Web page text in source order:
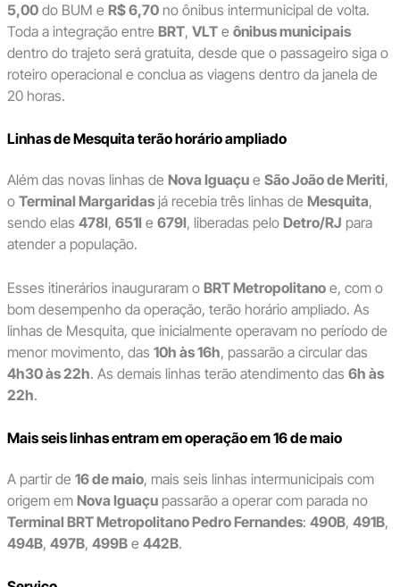
5,00do BUM e R$ 6,70no ônibus intermunicipal de volta.
Toda a integração entre BRT, VLTe ônibus municipais
dentro do trajeto será gratuita, desde que o passageiro siga o
roteiro operacional e conclua as viagens dentro da janela de
20 horas.
Linhas de Mesquita terão horário ampliado
Além das novas linhas de Nova Iguaçue São João de Meriti,
o Terminal Margaridasjá recebia três linhas de Mesquita,
sendo elas 478I, 651Ie 679I, liberadas pelo Detro/RJ para
atender a população.
Esses itinerários inauguraram o BRT Metropolitanoe, com o
bom desempenho da operação, terão horário ampliado. As
linhas de Mesquita, que inicialmente operavam no período de
menor movimento, das 10h às 16h, passarão a circular das
4h30 às 22h. As demais linhas terão atendimento das 6h às
22h.
Mais seis linhas entram em operação em 16 de maio
A partir de 16 de maio, mais seis linhas intermunicipais com
origem em Nova Iguaçupassarão a operar com parada no
Terminal BRT Metropolitano Pedro Fernandes: 490B, 491B,
494B, 497B, 499Be 442B.